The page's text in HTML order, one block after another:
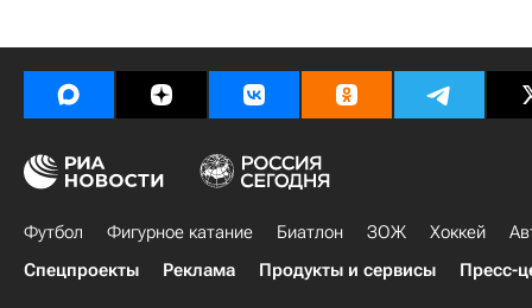
Футбол Фигурное катание Биатлон ЗОЖ Хоккей
Спецпроекты
Реклама Продукты и сервисы Пресс-